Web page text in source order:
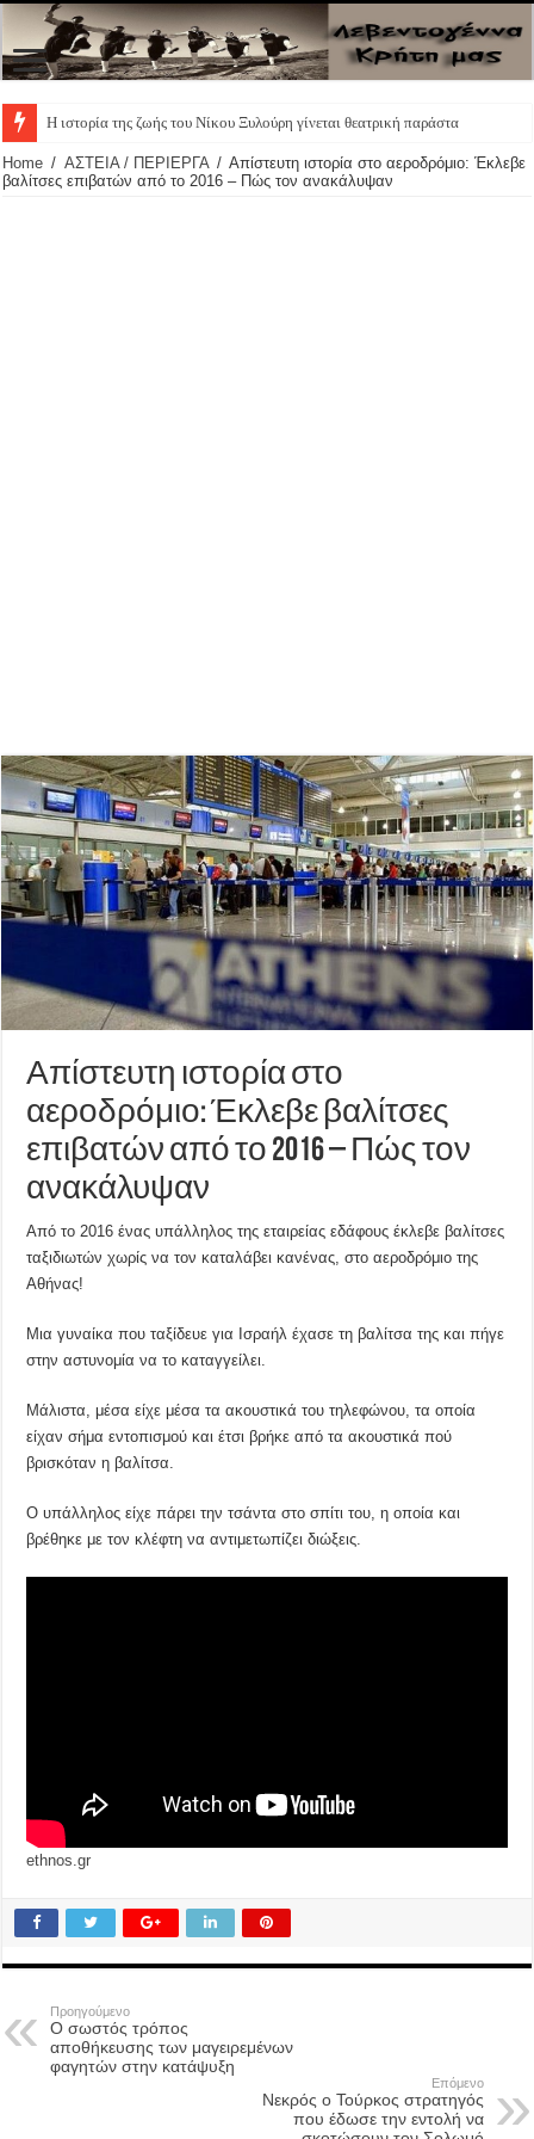
Η ιστορία της ζωής του Νίκου Ξυλούρη γίνεται θεατρική παράστασ
Home / ΑΣΤΕΙΑ / ΠΕΡΙΕΡΓΑ / Απίστευτη ιστορία στο αεροδρόμιο: Έκλεβε
βαλίτσες επιβατών από το 2016 – Πώς τον ανακάλυψαν
Απίστευτη ιστορία στο
αεροδρόμιο: Έκλεβε βαλίτσες
επιβατών από το 2016 – Πώς τον
ανακάλυψαν
Από το 2016 ένας υπάλληλος της εταιρείας εδάφους έκλεβε βαλίτσες
ταξιδιωτών χωρίς να τον καταλάβει κανένας, στο αεροδρόμιο της
Αθήνας!
Μια γυναίκα που ταξίδευε για Ισραήλ έχασε τη βαλίτσα της και πήγε
στην αστυνομία να το καταγγείλει.
Μάλιστα, μέσα είχε μέσα τα ακουστικά του τηλεφώνου, τα οποία
είχαν σήμα εντοπισμού και έτσι βρήκε από τα ακουστικά πού
βρισκόταν η βαλίτσα.
Ο υπάλληλος είχε πάρει την τσάντα στο σπίτι του, η οποία και
βρέθηκε με τον κλέφτη να αντιμετωπίζει διώξεις.
ethnos.gr
Προηγούμενο
Ο σωστός τρόπος
αποθήκευσης των μαγειρεμένων
φαγητών στην κατάψυξη
Επόμενο
Νεκρός ο Τούρκος στρατηγός
που έδωσε την εντολή να